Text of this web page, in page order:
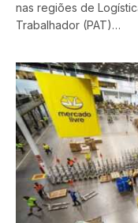
nas regiões de
Trabalhador (PAT)…